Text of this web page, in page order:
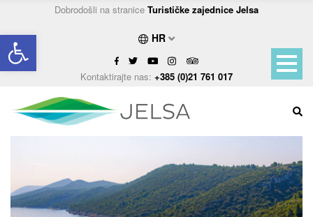
Open toolbar
Dobrodošli na stranice Turističke zajednice Jelsa
HR
Kontaktirajte nas: +385 (0)21 761 017